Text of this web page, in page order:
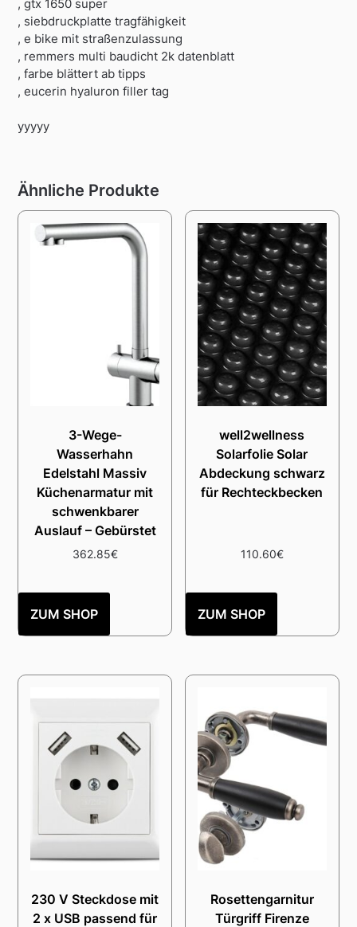
, gtx 1650 super
, siebdruckplatte tragfähigkeit
, e bike mit straßenzulassung
, remmers multi baudicht 2k datenblatt
, farbe blättert ab tipps
, eucerin hyaluron filler tag
yyyyy
Ähnliche Produkte
3-Wege-
Wasserhahn
Edelstahl Massiv
Küchenarmatur mit
schwenkbarer
Auslauf – Gebürstet
362.85€
ZUM SHOP
well2wellness
Solarfolie Solar
Abdeckung schwarz
für Rechteckbecken
110.60€
ZUM SHOP
230 V Steckdose mit
2 x USB passend für
Rosettengarnitur
Türgriff Firenze